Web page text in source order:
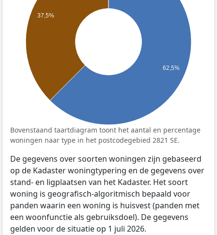
37,5%
62,5%
Bovenstaand taartdiagram toont het aantal en percentage
woningen naar type in het postcodegebied 2821 SE.
De gegevens over soorten woningen zijn gebaseerd
op de Kadaster woningtypering en de gegevens over
stand- en ligplaatsen van het Kadaster. Het soort
woning is geografisch-algoritmisch bepaald voor
panden waarin een woning is huisvest (panden met
een woonfunctie als gebruiksdoel). De gegevens
gelden voor de situatie op 1 juli 2026.